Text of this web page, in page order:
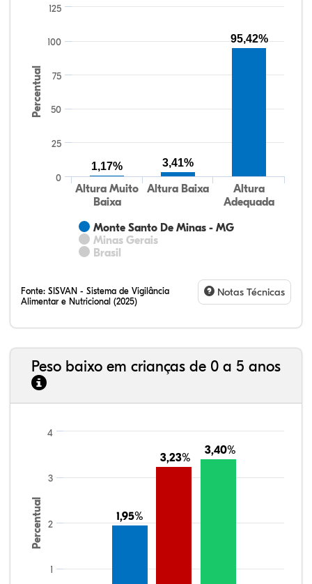
Percentual
Monte Santo De Minas - MG
Minas Gerais
Brasil
Altura Muito
Baixa
Altura Baixa
Altura
Adequada
0
25
50
75
100
125
1,17% 3,41%
95,42%
Fonte: SISVAN - Sistema de Vigilância
Alimentar e Nutricional (2025)
Notas Técnicas
Peso baixo em crianças de 0 a 5 anos
Percentual 1,95%
1,95%
3,23%
3,23%
3,40%
3,40%
1
2
3
4